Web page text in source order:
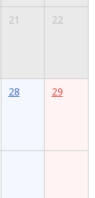
21 22
28 29